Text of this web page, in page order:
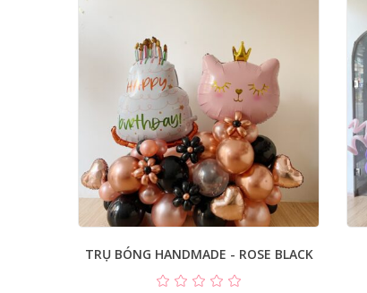
TRỤ BÓNG HANDMADE - ROSE BLACK